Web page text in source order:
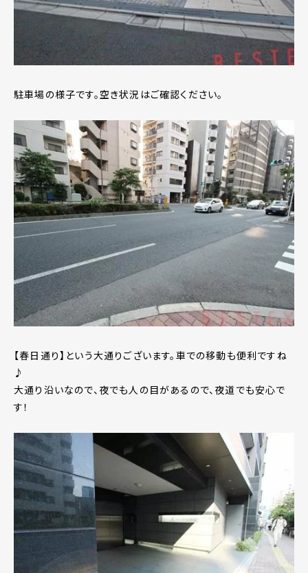
駐車場の様子です。空き状況はご確認ください。
【春日通り】という大通りございます。車での移動も便利ですね
♪
大通り沿いなので、夜でも人の目があるので、夜道でも安心で
す！